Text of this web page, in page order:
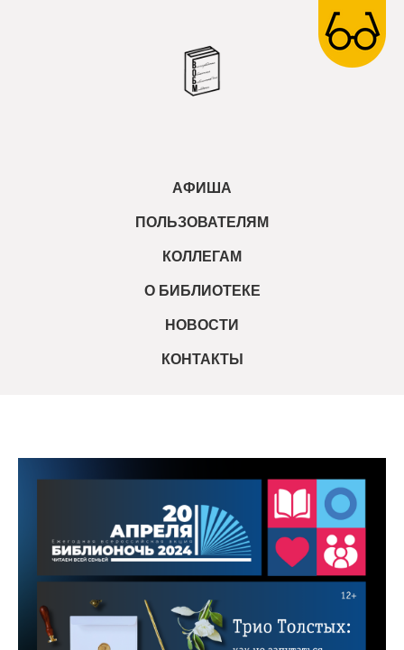
АФИША
ПОЛЬЗОВАТЕЛЯМ
КОЛЛЕГАМ
О БИБЛИОТЕКЕ
НОВОСТИ
КОНТАКТЫ